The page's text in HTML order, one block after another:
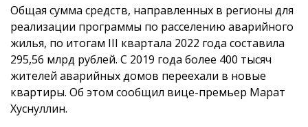
Общая сумма средств, направленных в регионы для
реализации программы по расселению аварийного
жилья, по итогам III квартала 2022 года составила
295,56 млрд рублей. С 2019 года более 400 тысяч
жителей аварийных домов переехали в новые
квартиры. Об этом сообщил вице-премьер Марат
Хуснуллин.